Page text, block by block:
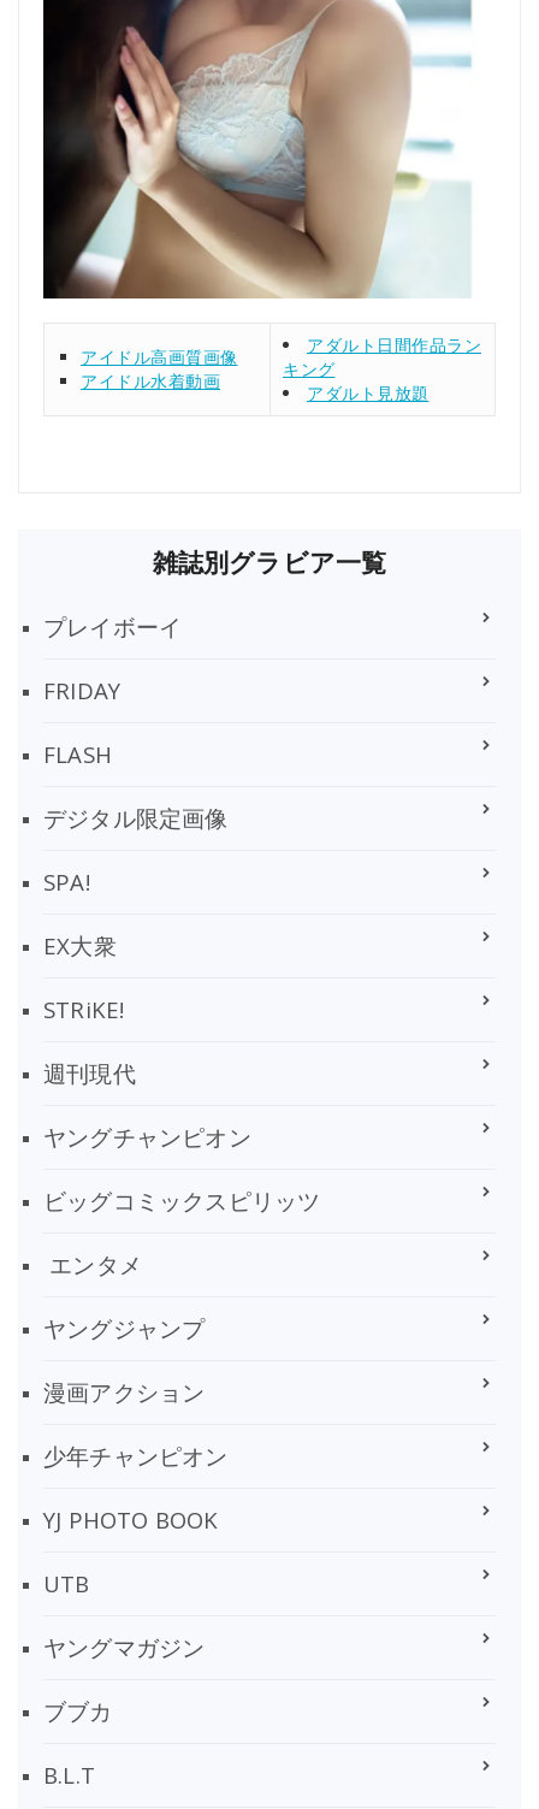
アイドル高画質画像
アイドル水着動画
アダルト日間作品ラン
キング
アダルト見放題
雑誌別グラビア一覧
プレイボーイ
FRIDAY
FLASH
デジタル限定画像
SPA!
EX大衆
STRiKE!
週刊現代
ヤングチャンピオン
ビッグコミックスピリッツ
エンタメ
ヤングジャンプ
漫画アクション
少年チャンピオン
YJ PHOTO BOOK
UTB
ヤングマガジン
ブブカ
B.L.T